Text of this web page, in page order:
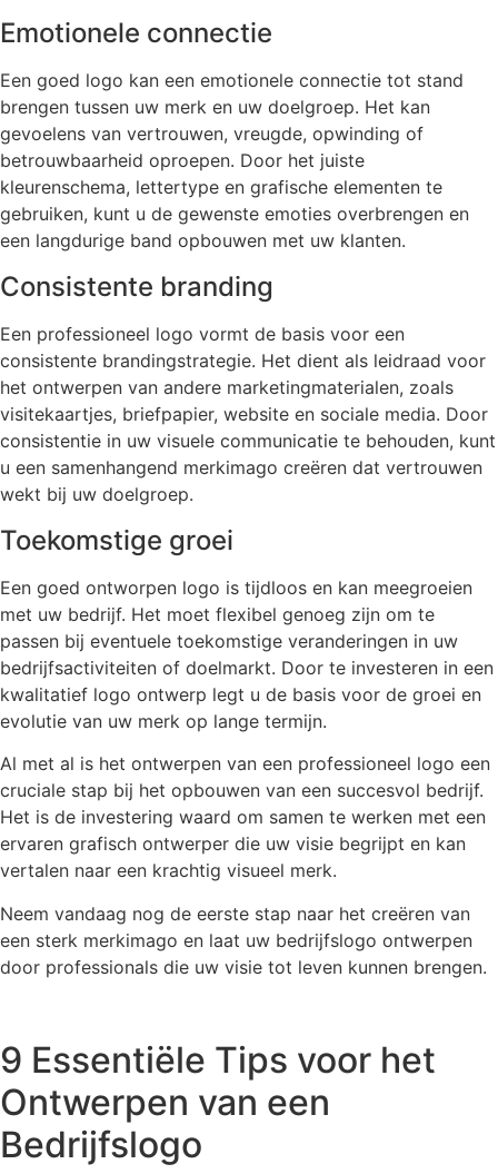
Emotionele connectie
Een goed logo kan een emotionele connectie tot stand
brengen tussen uw merk en uw doelgroep. Het kan
gevoelens van vertrouwen, vreugde, opwinding of
betrouwbaarheid oproepen. Door het juiste
kleurenschema, lettertype en grafische elementen te
gebruiken, kunt u de gewenste emoties overbrengen en
een langdurige band opbouwen met uw klanten.
Consistente branding
Een professioneel logo vormt de basis voor een
consistente brandingstrategie. Het dient als leidraad voor
het ontwerpen van andere marketingmaterialen, zoals
visitekaartjes, briefpapier, website en sociale media. Door
consistentie in uw visuele communicatie te behouden, kunt
u een samenhangend merkimago creëren dat vertrouwen
wekt bij uw doelgroep.
Toekomstige groei
Een goed ontworpen logo is tijdloos en kan meegroeien
met uw bedrijf. Het moet flexibel genoeg zijn om te
passen bij eventuele toekomstige veranderingen in uw
bedrijfsactiviteiten of doelmarkt. Door te investeren in een
kwalitatief logo ontwerp legt u de basis voor de groei en
evolutie van uw merk op lange termijn.
Al met al is het ontwerpen van een professioneel logo een
cruciale stap bij het opbouwen van een succesvol bedrijf.
Het is de investering waard om samen te werken met een
ervaren grafisch ontwerper die uw visie begrijpt en kan
vertalen naar een krachtig visueel merk.
Neem vandaag nog de eerste stap naar het creëren van
een sterk merkimago en laat uw bedrijfslogo ontwerpen
door professionals die uw visie tot leven kunnen brengen.
9 Essentiële Tips voor het
Ontwerpen van een
Bedrijfslogo